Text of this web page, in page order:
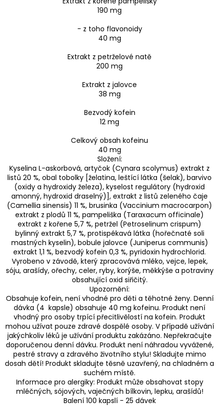
190 mg
- z toho flavonoidy
40 mg
Extrakt z petrželové natě
200 mg
Extrakt z jalovce
38 mg
Bezvodý kofein
12 mg
Celkový obsah kofeinu
40 mg
Složení:
Kyselina L-askorbová, artyčok (Cynara scolymus) extrakt z
listů 20 %, obal tobolky [želatina, leštící látka (šelak), barvivo
(oxidy a hydroxidy železa), kyselost regulátory (hydroxid
amonný, hydroxid draselný)], extrakt z listů zeleného čaje
(Camellia sinensis) 11 %, brusinka (Vaccinium macrocarpon)
extrakt z plodů 11 %, pampeliška (Taraxacum officinale)
extrakt z kořene 5,7 %, petržel (Petroselinum crispum)
bylinný extrakt 5,7 %, protispékavá látka (hořečnaté soli
mastných kyselin), bobule jalovce (Juniperus communis)
extrakt 1,1 %, bezvodý kofein 0,3 %, pyridoxin hydrochlorid.
Vyrobeno v závodě, který zpracovává mléko, vejce, lepek,
sóju, arašídy, ořechy, celer, ryby, korýše, měkkýše a potraviny
obsahující oxid siřičitý.
Upozornění:
Obsahuje kofein, není vhodné pro děti a těhotné ženy. Denní
dávka (4 kapsle) obsahuje 40 mg kofeinu. Produkt není
vhodný pro osoby trpící přecitlivělostí na kofein. Produkt
mohou užívat pouze zdravé dospělé osoby. V případě užívání
jakýchkoliv léků je užívání produktu zakázáno. Nepřekračujte
doporučenou denní dávku. Produkt není náhradou vyvážené,
pestré stravy a zdravého životního stylu! Skladujte mimo
dosah dětí! Produkt skladujte těsně uzavřený, na chladném a
suchém místě.
Informace pro alergiky: Produkt může obsahovat stopy
mléčných, sójových, vaječných bílkovin, lepku, arašídů!
Balení 100 kapslí - 25 dávek